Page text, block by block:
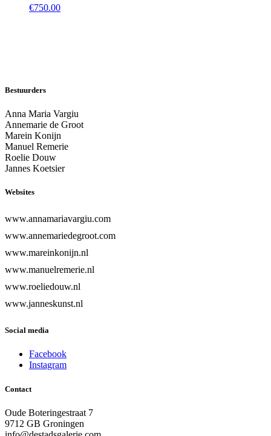
€750.00
Bestuurders
Anna Maria Vargiu
Annemarie de Groot
Marein Konijn
Manuel Remerie
Roelie Douw
Jannes Koetsier
Websites
www.annamariavargiu.com
www.annemariedegroot.com
www.mareinkonijn.nl
www.manuelremerie.nl
www.roeliedouw.nl
www.janneskunst.nl
Social media
Facebook
Instagram
Contact
Oude Boteringestraat 7
9712 GB Groningen